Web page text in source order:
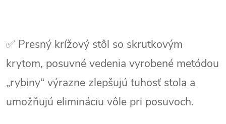
✅ Presný krížový stôl so skrutkovým
krytom, posuvné vedenia vyrobené metódou
„rybiny“ výrazne zlepšujú tuhosť stola a
umožňujú elimináciu vôle pri posuvoch.